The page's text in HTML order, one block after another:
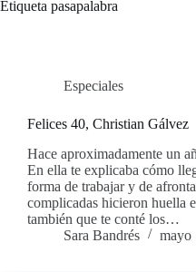
Etiqueta pasapalabra
Especiales
Felices 40, Christian Gálvez
Hace aproximadamente un
En ella te explicaba cómo
forma de trabajar y de
complicadas hicieron huella
también que te conté los…
Sara Bandrés
mayo